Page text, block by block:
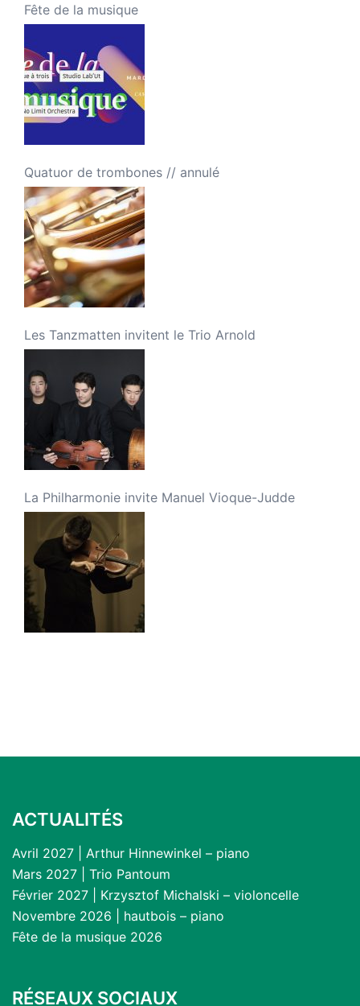
Fête de la musique
Quatuor de trombones // annulé
Les Tanzmatten invitent le Trio Arnold
La Philharmonie invite Manuel Vioque-Judde
ACTUALITÉS
Avril 2027 | Arthur Hinnewinkel – piano
Mars 2027 | Trio Pantoum
Février 2027 | Krzysztof Michalski – violoncelle
Novembre 2026 | hautbois – piano
Fête de la musique 2026
RÉSEAUX SOCIAUX